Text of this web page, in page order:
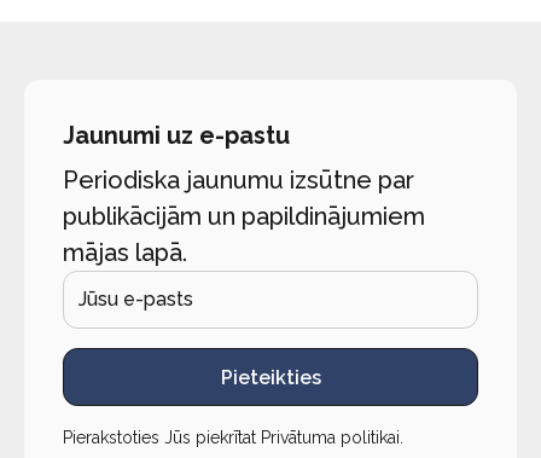
Jaunumi uz e-pastu
Periodiska jaunumu izsūtne par
publikācijām un papildinājumiem
mājas lapā.
Pieteikties
Pierakstoties Jūs piekrītat Privātuma politikai